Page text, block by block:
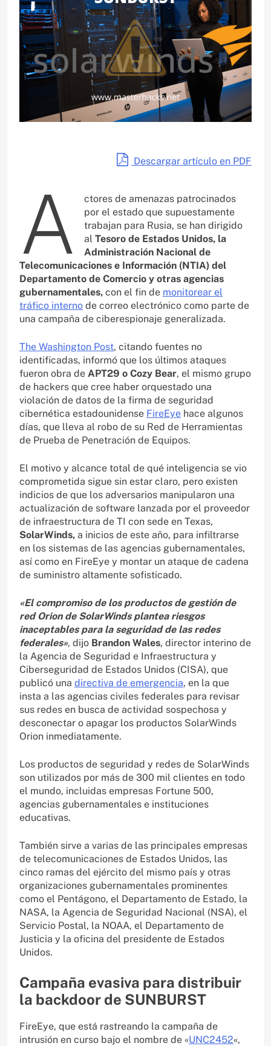
Descargar artículo en PDF
A
ctores de amenazas patrocinados
por el estado que supuestamente
trabajan para Rusia, se han dirigido
alTesoro de Estados Unidos, la
Administración Nacional de
Telecomunicaciones e Información (NTIA) del
Departamento de Comercio y otras agencias
gubernamentales, con el fin de monitorear el
tráfico interno de correo electrónico como parte de
una campaña de ciberespionaje generalizada.
The Washington Post, citando fuentes no
identificadas, informó que los últimos ataques
fueron obra de APT29 o Cozy Bear, el mismo grupo
de hackers que cree haber orquestado una
violación de datos de la firma de seguridad
cibernética estadounidense FireEye hace algunos
días, que lleva al robo de su Red de Herramientas
de Prueba de Penetración de Equipos.
El motivo y alcance total de qué inteligencia se vio
comprometida sigue sin estar claro, pero existen
indicios de que los adversarios manipularon una
actualización de software lanzada por el proveedor
de infraestructura de TI con sede en Texas,
SolarWinds, a inicios de este año, para infiltrarse
en los sistemas de las agencias gubernamentales,
así como en FireEye y montar un ataque de cadena
de suministro altamente sofisticado.
«El compromiso de los productos de gestión de
red Orion de SolarWinds plantea riesgos
inaceptables para la seguridad de las redes
federales», dijo Brandon Wales, director interino de
la Agencia de Seguridad e Infraestructura y
Ciberseguridad de Estados Unidos (CISA), que
publicó una directiva de emergencia, en la que
insta a las agencias civiles federales para revisar
sus redes en busca de actividad sospechosa y
desconectar o apagar los productos SolarWinds
Orion inmediatamente.
Los productos de seguridad y redes de SolarWinds
son utilizados por más de 300 mil clientes en todo
el mundo, incluidas empresas Fortune 500,
agencias gubernamentales e instituciones
educativas.
También sirve a varias de las principales empresas
de telecomunicaciones de Estados Unidos, las
cinco ramas del ejército del mismo país y otras
organizaciones gubernamentales prominentes
como el Pentágono, el Departamento de Estado, la
NASA, la Agencia de Seguridad Nacional (NSA), el
Servicio Postal, la NOAA, el Departamento de
Justicia y la oficina del presidente de Estados
Unidos.
Campaña evasiva para distribuir
la backdoor de SUNBURST
FireEye, que está rastreando la campaña de
intrusión en curso bajo el nombre de «UNC2452«,